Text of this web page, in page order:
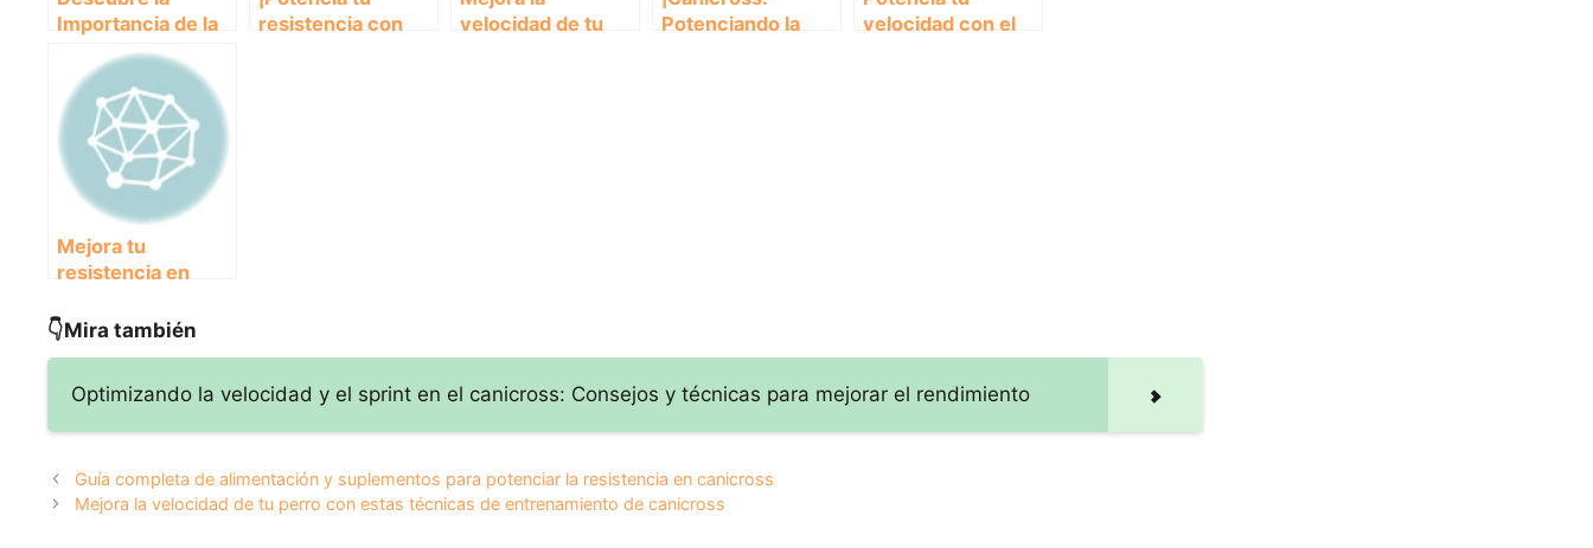
Importancia de la
Resistencia y
Velocidad en los
Animales: Una
Introducción
Completa
resistencia con
velocidad de tu
Potenciando la
velocidad con el
Mejora tu
resistencia en
estos consejos
👇Mira también
Optimizando la velocidad y el sprint en el canicross: Consejos y técnicas para mejorar el rendimiento
Guía completa de alimentación y suplementos para potenciar la resistencia en canicross
Mejora la velocidad de tu perro con estas técnicas de entrenamiento de canicross